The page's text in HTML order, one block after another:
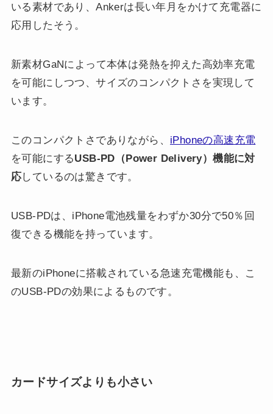
いる素材であり、Ankerは長い年月をかけて充電器に
応用したそう。
新素材GaNによって本体は発熱を抑えた高効率充電
を可能にしつつ、サイズのコンパクトさを実現して
います。
このコンパクトさでありながら、 iPhoneの高速充電
を可能にするUSB-PD（Power Delivery）機能に対
応しているのは驚きです。
USB-PDは、iPhone電池残量をわずか30分で50％回
復できる機能を持っています。
最新のiPhoneに搭載されている急速充電機能も、こ
のUSB-PDの効果によるものです。
カードサイズよりも小さい